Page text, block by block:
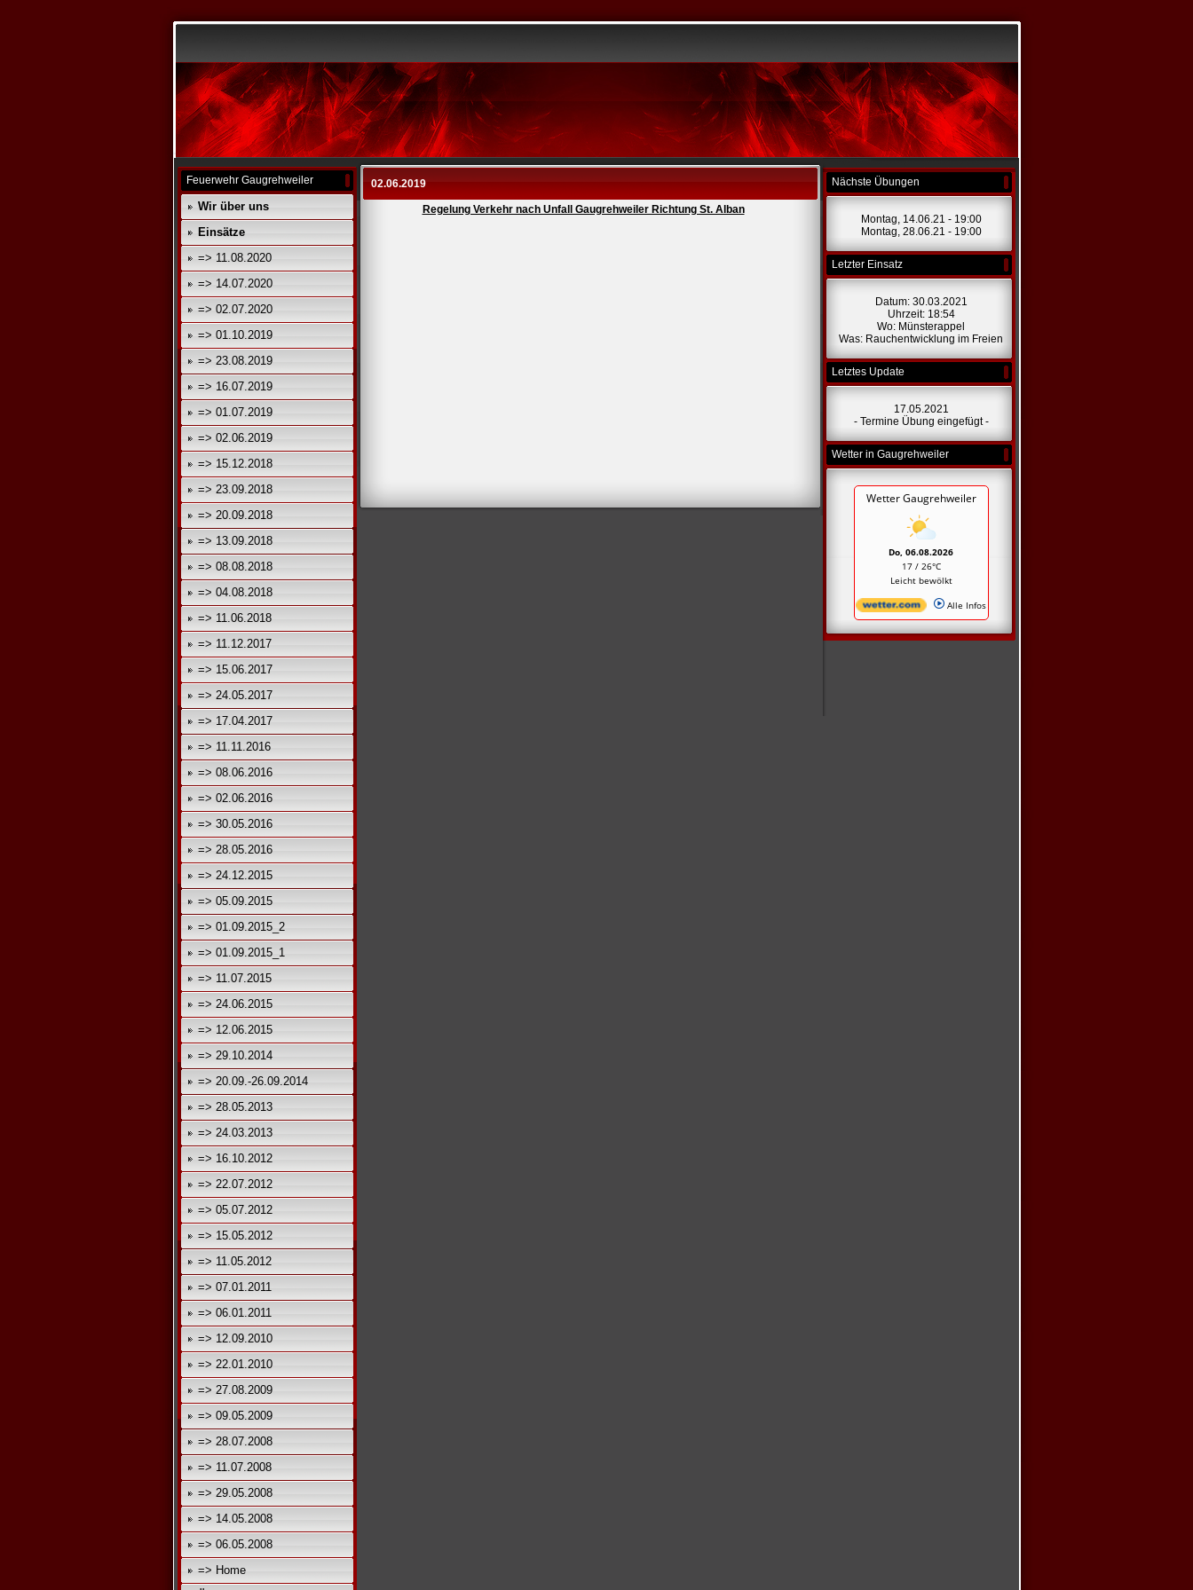
Feuerwehr Gaugrehweiler
Wir über uns
Einsätze
=> 11.08.2020
=> 14.07.2020
=> 02.07.2020
=> 01.10.2019
=> 23.08.2019
=> 16.07.2019
=> 01.07.2019
=> 02.06.2019
=> 15.12.2018
=> 23.09.2018
=> 20.09.2018
=> 13.09.2018
=> 08.08.2018
=> 04.08.2018
=> 11.06.2018
=> 11.12.2017
=> 15.06.2017
=> 24.05.2017
=> 17.04.2017
=> 11.11.2016
=> 08.06.2016
=> 02.06.2016
=> 30.05.2016
=> 28.05.2016
=> 24.12.2015
=> 05.09.2015
=> 01.09.2015_2
=> 01.09.2015_1
=> 11.07.2015
=> 24.06.2015
=> 12.06.2015
=> 29.10.2014
=> 20.09.-26.09.2014
=> 28.05.2013
=> 24.03.2013
=> 16.10.2012
=> 22.07.2012
=> 05.07.2012
=> 15.05.2012
=> 11.05.2012
=> 07.01.2011
=> 06.01.2011
=> 12.09.2010
=> 22.01.2010
=> 27.08.2009
=> 09.05.2009
=> 28.07.2008
=> 11.07.2008
=> 29.05.2008
=> 14.05.2008
=> 06.05.2008
=> Home
02.06.2019
Regelung Verkehr nach Unfall Gaugrehweiler Richtung St. Alban
Nächste Übungen
Montag, 14.06.21 - 19:00
Montag, 28.06.21 - 19:00
Letzter Einsatz
Datum: 30.03.2021
Uhrzeit: 18:54
Wo: Münsterappel
Was: Rauchentwicklung im Freien
Letztes Update
17.05.2021
- Termine Übung eingefügt -
Wetter in Gaugrehweiler
Wetter Gaugrehweiler
Do, 06.08.2026
17 / 26°C
Leicht bewölkt
Alle Infos